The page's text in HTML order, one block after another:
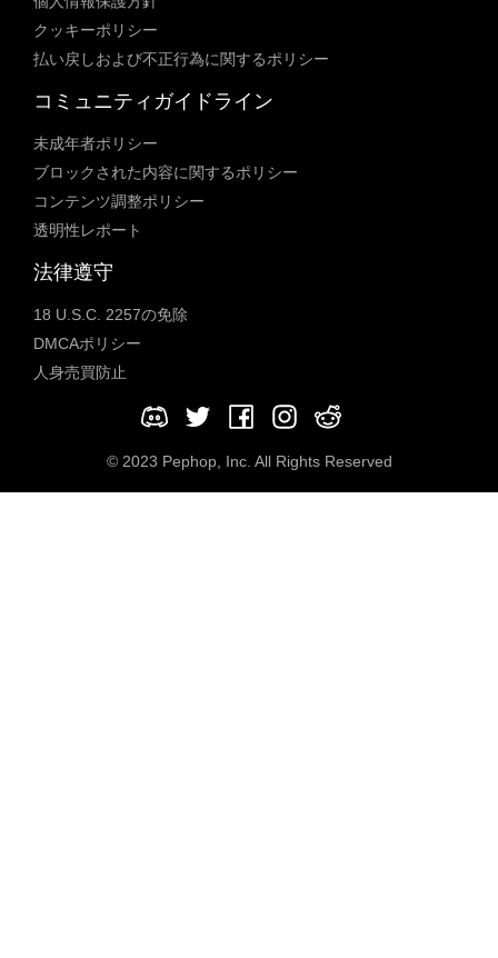
クッキーポリシー
払い戻しおよび不正行為に関するポリシー
コミュニティガイドライン
未成年者ポリシー
ブロックされた内容に関するポリシー
コンテンツ調整ポリシー
透明性レポート
法律遵守
18 U.S.C. 2257の免除
DMCAポリシー
人身売買防止
© 2023 Pephop, Inc. All Rights Reserved